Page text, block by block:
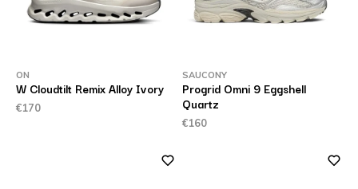
ON
W Cloudtilt Remix Alloy Ivory
€170
SAUCONY
Progrid Omni 9 Eggshell
Quartz
€160